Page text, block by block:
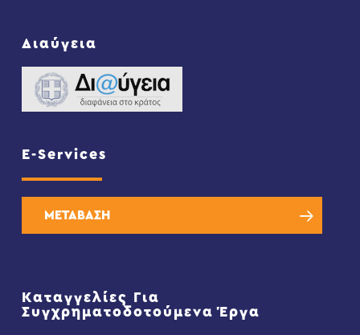
Διαύγεια
E-Services
ΜΕΤΑΒΑΣΗ
Καταγγελίες Για
Συγχρηματοδοτούμενα Έργα